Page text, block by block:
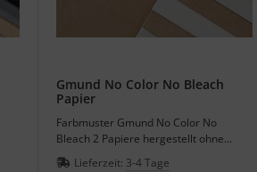
Gmund No Color No Bleach
Papier
Farbmuster Gmund No Color No
Bleach 2 Papiere hergestellt ohne
Farbstoffe oder Bleichmittel.
Lieferzeit: 3-4 Tage